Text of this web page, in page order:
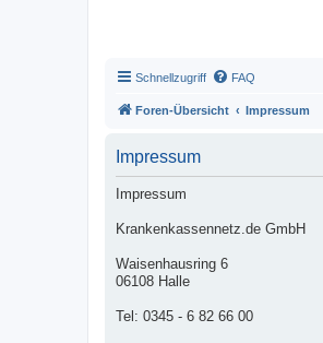
Schnellzugriff FAQ
Foren-Übersicht Impressum
Impressum
Impressum
Krankenkassennetz.de GmbH
Waisenhausring 6
06108 Halle
Tel: 0345 - 6 82 66 00